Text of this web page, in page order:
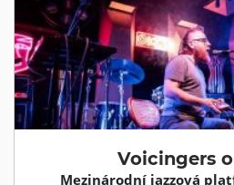
Voicingers
Mezinárodní jazzová